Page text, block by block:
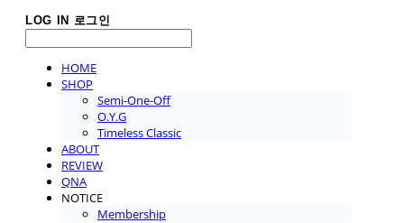
LOG IN 로그인
HOME
SHOP
Semi-One-Off
O.Y.G
Timeless Classic
ABOUT
REVIEW
QNA
NOTICE
Membership